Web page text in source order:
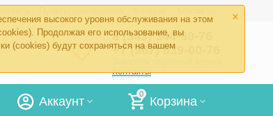
×
высокого уровня обслуживания на этом
Продолжая его использование, вы
(cookies) будут сохраняться на вашем
8 (343) 344-60-76
+7 (967) 639-00-76
Контакты
0
Корзина
Аккаунт